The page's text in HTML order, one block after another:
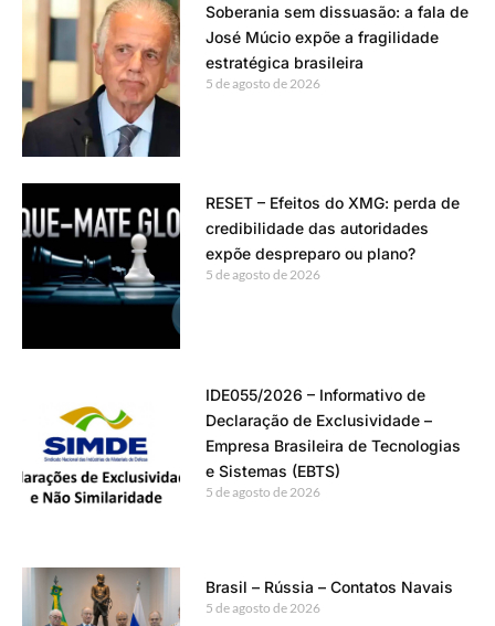
Soberania sem dissuasão: a fala de
José Múcio expõe a fragilidade
estratégica brasileira
5 de agosto de 2026
RESET – Efeitos do XMG: perda de
credibilidade das autoridades
expõe despreparo ou plano?
5 de agosto de 2026
IDE055/2026 – Informativo de
Declaração de Exclusividade –
Empresa Brasileira de Tecnologias
e Sistemas (EBTS)
5 de agosto de 2026
Brasil – Rússia – Contatos Navais
5 de agosto de 2026